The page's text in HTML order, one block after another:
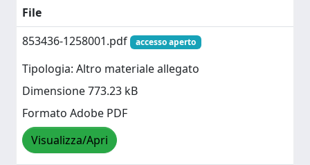
File
853436-1258001.pdf
accesso aperto
Tipologia: Altro materiale allegato
Dimensione 773.23 kB
Formato Adobe PDF
Visualizza/Apri